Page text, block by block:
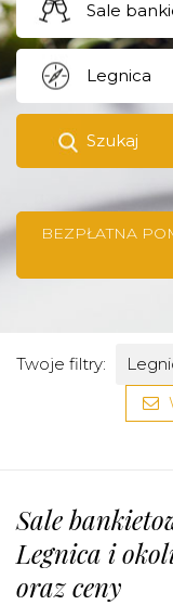
Szukaj
BEZPŁATNA
Twoje filtry:
Sale
Legnica i
oraz ceny